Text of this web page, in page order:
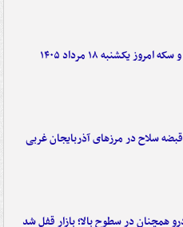
یکشنبه ۱۸ مرداد ۱۴۰۵
همچنان در سطوح بالا؛ بازار قفل شد